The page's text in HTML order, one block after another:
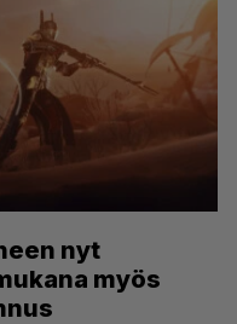
nyt
myös